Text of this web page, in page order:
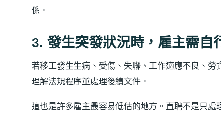
係。
3. 發生突發狀況時，雇主需自
若移工發生生病、受傷、失聯、工作適應不良、
理解法規程序並處理後續文件。
這也是許多雇主最容易低估的地方。直聘不是只